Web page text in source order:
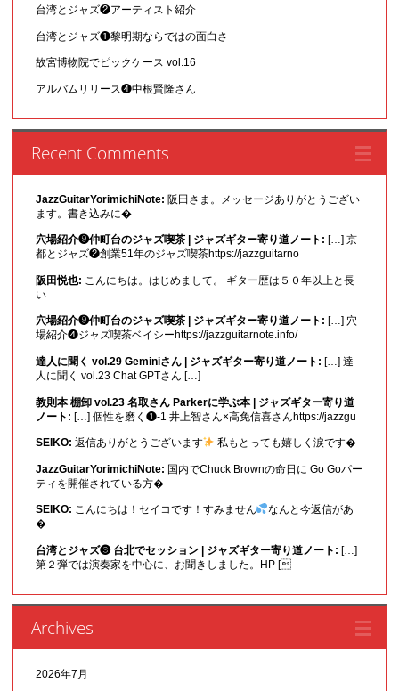
台湾とジャズ❷アーティスト紹介
台湾とジャズ❶黎明期ならではの面白さ
故宮博物院でピックケース vol.16
アルバムリリース❹中根賢隆さん
Recent Comments
JazzGuitarYorimichiNote: 阪田さま。メッセージありがとうござい
ます。書き込みに�
穴場紹介❾仲町台のジャズ喫茶 | ジャズギター寄り道ノート: […] 京
都とジャズ❷創業51年のジャズ喫茶https://jazzguitarno
阪田悦也: こんにちは。はじめまして。 ギター歴は５０年以上と長
い
穴場紹介❾仲町台のジャズ喫茶 | ジャズギター寄り道ノート: […] 穴
場紹介❹ジャズ喫茶ベイシーhttps://jazzguitarnote.info/
達人に聞く vol.29 Geminiさん | ジャズギター寄り道ノート: […] 達
人に聞く vol.23 Chat GPTさん […]
教則本 棚卸 vol.23 名取さん Parkerに学ぶ本 | ジャズギター寄り道
ノート: […] 個性を磨く❶-1 井上智さん×高免信喜さんhttps://jazzgu
SEIKO: 返信ありがとうございます 私もとっても嬉しく涙です�
JazzGuitarYorimichiNote: 国内でChuck Brownの命日に Go Goパー
ティを開催されている方�
SEIKO: こんにちは！セイコです！すみません
なんと今返信があ
�
台湾とジャズ❸ 台北でセッション | ジャズギター寄り道ノート: […]
第２弾では演奏家を中心に、お聞きしました。HP [
Archives
2026年7月